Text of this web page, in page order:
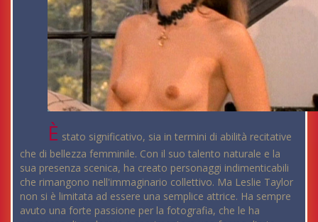
È stato significativo, sia in termini di abilità recitative
che di bellezza femminile. Con il suo talento naturale e la
sua presenza scenica, ha creato personaggi indimenticabili
che rimangono nell'immaginario collettivo. Ma Leslie Taylor
non si è limitata ad essere una semplice attrice. Ha sempre
avuto una forte passione per la fotografia, che le ha